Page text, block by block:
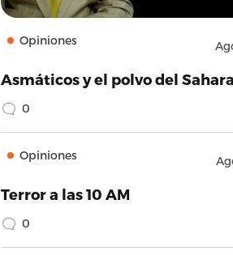
Opiniones
Asmáticos y el polvo del Sahara
0
Opiniones
Terror a las 10 AM
0